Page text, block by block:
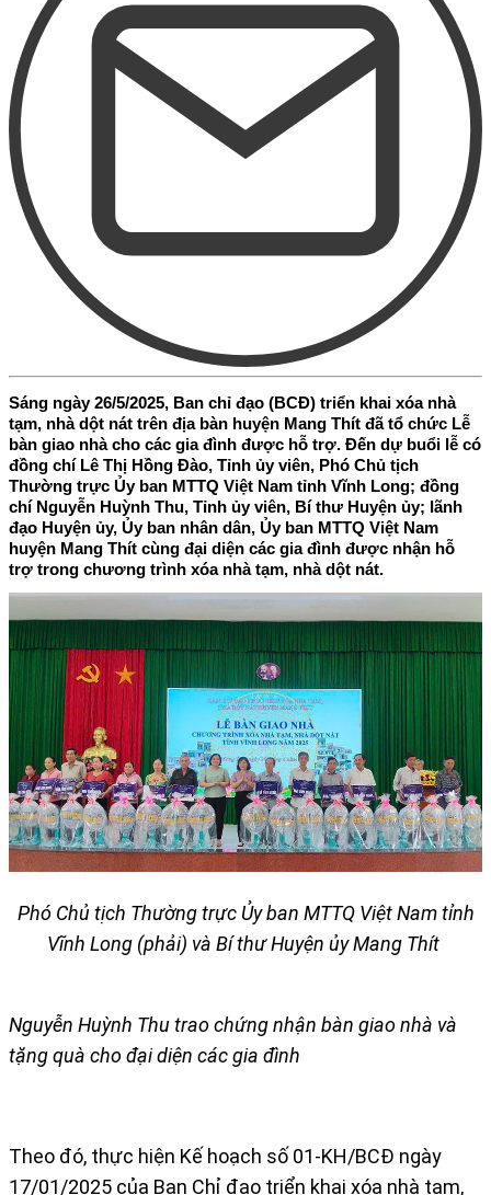
Sáng ngày 26/5/2025, Ban chỉ đạo (BCĐ) triển khai xóa nhà
tạm, nhà dột nát trên địa bàn huyện Mang Thít đã tổ chức Lễ
bàn giao nhà cho các gia đình được hỗ trợ. Đến dự buổi lễ có
đồng chí Lê Thị Hồng Đào, Tỉnh ủy viên, Phó Chủ tịch
Thường trực Ủy ban MTTQ Việt Nam tỉnh Vĩnh Long; đồng
chí Nguyễn Huỳnh Thu, Tỉnh ủy viên, Bí thư Huyện ủy; lãnh
đạo Huyện ủy, Ủy ban nhân dân, Ủy ban MTTQ Việt Nam
huyện Mang Thít cùng đại diện các gia đình được nhận hỗ
trợ trong chương trình xóa nhà tạm, nhà dột nát.
Phó Chủ tịch Thường trực Ủy ban MTTQ Việt Nam tỉnh
Vĩnh Long (phải) và Bí thư Huyện ủy Mang Thít
Nguyễn Huỳnh Thu trao chứng nhận bàn giao nhà và
tặng quà cho đại diện các gia đình
Theo đó, thực hiện Kế hoạch số 01-KH/BCĐ ngày
17/01/2025 của Ban Chỉ đạo triển khai xóa nhà tạm,